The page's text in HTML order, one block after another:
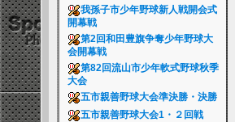
我孫子市少年野球新人戦開会式
開幕戦
第2回和田豊旗争奪少年野球大
会開幕戦
第82回流山市少年軟式野球秋季
大会
五市親善野球大会準決勝・決勝
五市親善野球大会1・２回戦